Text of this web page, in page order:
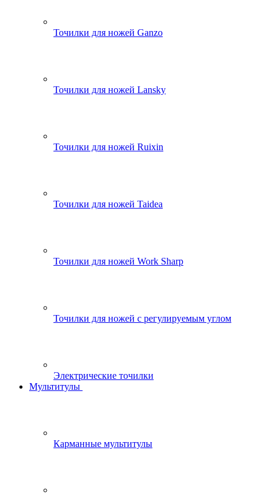
Точилки для ножей Ganzo
Точилки для ножей Lansky
Точилки для ножей Ruixin
Точилки для ножей Taidea
Точилки для ножей Work Sharp
Точилки для ножей с регулируемым углом
Электрические точилки
Мультитулы
Карманные мультитулы